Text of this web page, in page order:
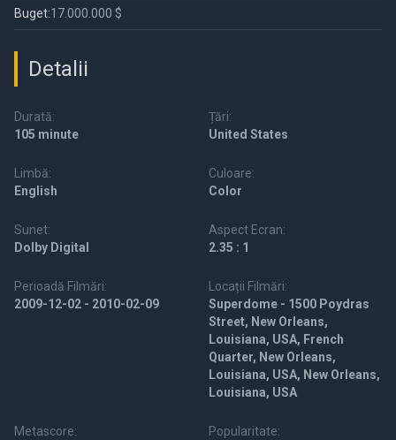
Buget:17.000.000 $
Detalii
Durată:
105 minute
Țări:
United States
Limbă:
English
Culoare:
Color
Sunet:
Dolby Digital
Aspect Ecran:
2.35 : 1
Perioadă Filmări:
2009-12-02 - 2010-02-09
Locații Filmări:
Superdome - 1500 Poydras
Street, New Orleans,
Louisiana, USA, French
Quarter, New Orleans,
Louisiana, USA, New Orleans,
Louisiana, USA
Metascore: Popularitate: